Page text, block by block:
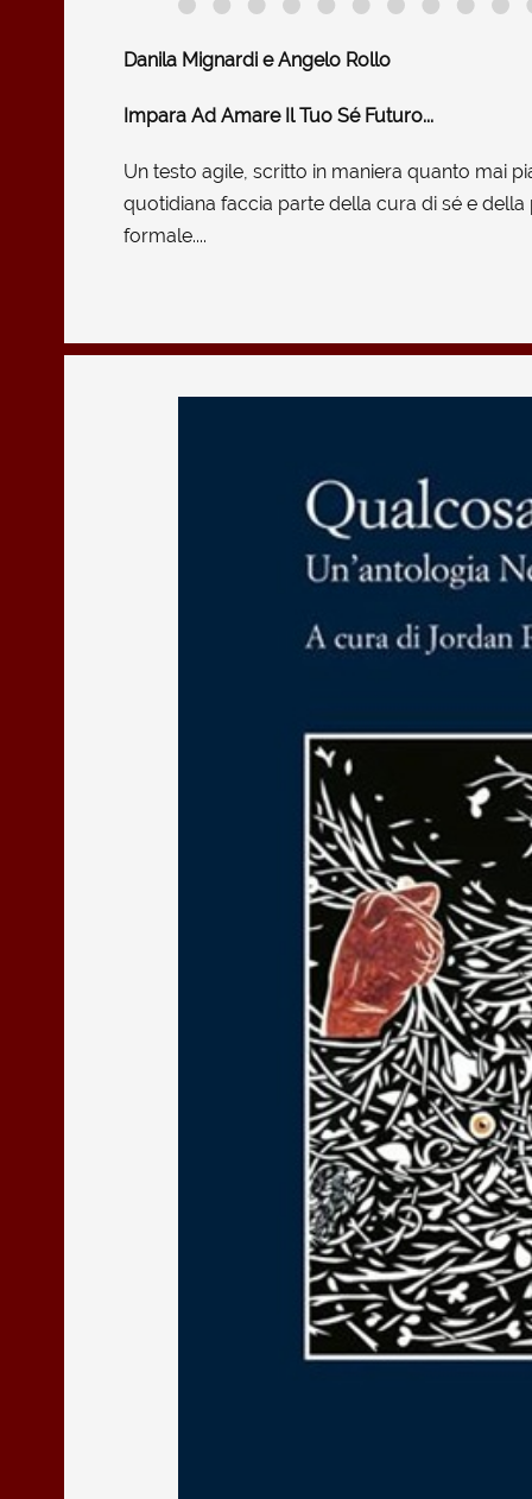
Danila Mignardi e Angelo Rollo
Impara Ad Amare Il Tuo Sé Futuro...
Un testo agile, scritto in maniera quanto mai
quotidiana faccia parte della cura di sé e
formale....